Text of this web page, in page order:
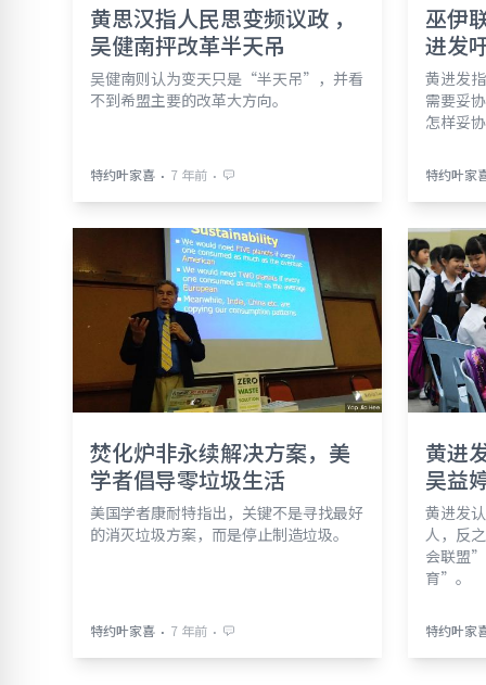
黄思汉指人民思变频议政 ，
吴健南抨改革半天吊
吴健南则认为变天只是“半天吊”，并看
不到希盟主要的改革大方向。
特约叶家喜 ⋅ 7 年前 ⋅
巫伊
进发
黄进发
需要妥
怎样妥
特约叶家
焚化炉非永续解决方案，美
学者倡导零垃圾生活
美国学者康耐特指出，关键不是寻找最好
的消灭垃圾方案，而是停止制造垃圾。
特约叶家喜 ⋅ 7 年前 ⋅
黄进
吴益
黄进发
人，反
会联盟
育”。
特约叶家